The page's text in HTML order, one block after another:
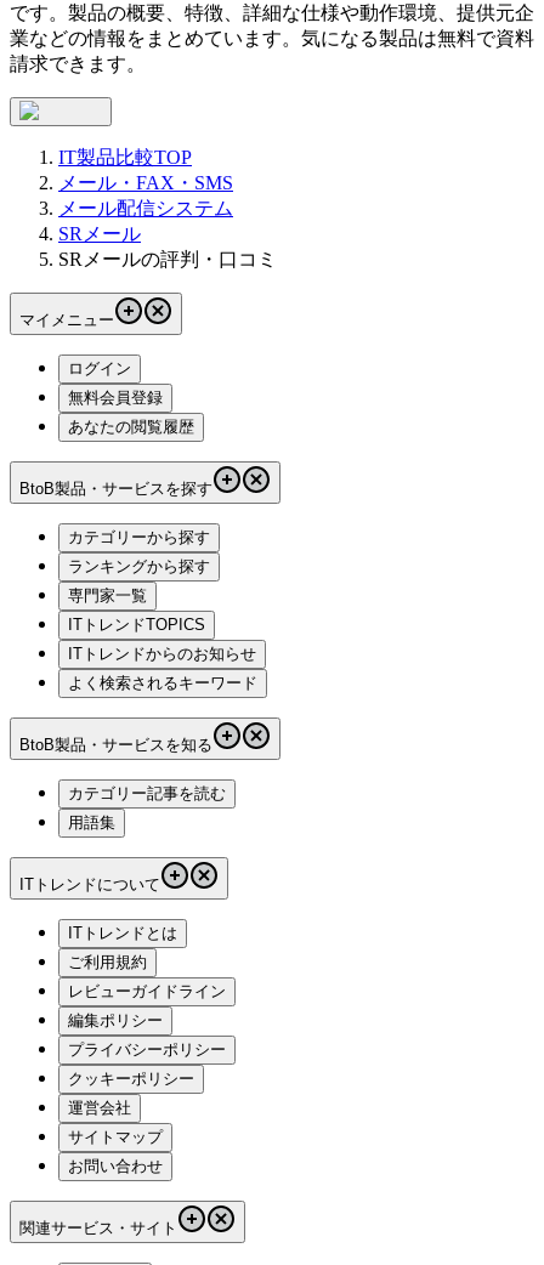
です。製品の概要、特徴、詳細な仕様や動作環境、提供元企
業などの情報をまとめています。気になる製品は無料で資料
請求できます。
IT製品比較TOP
メール・FAX・SMS
メール配信システム
SRメール
SRメールの評判・口コミ
マイメニュー
ログイン
無料会員登録
あなたの閲覧履歴
BtoB製品・サービスを探す
カテゴリーから探す
ランキングから探す
専門家一覧
ITトレンドTOPICS
ITトレンドからのお知らせ
よく検索されるキーワード
BtoB製品・サービスを知る
カテゴリー記事を読む
用語集
ITトレンドについて
ITトレンドとは
ご利用規約
レビューガイドライン
編集ポリシー
プライバシーポリシー
クッキーポリシー
運営会社
サイトマップ
お問い合わせ
関連サービス・サイト